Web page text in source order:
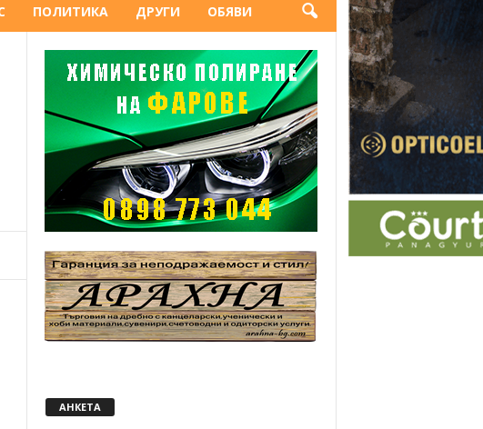
ПОЛИТИКА ДРУГИ ОБЯВИ
АНКЕТА